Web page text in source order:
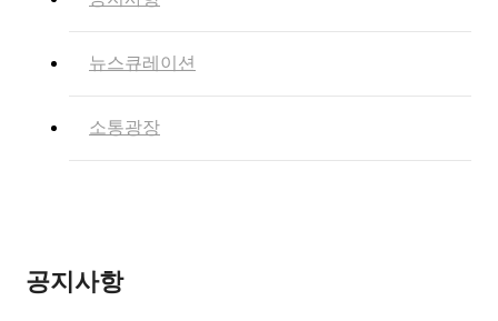
뉴스큐레이션
소통광장
공지사항